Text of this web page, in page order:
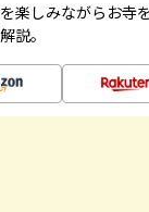
楽しみながらお寺
説。